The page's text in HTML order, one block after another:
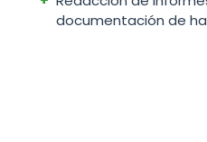
documentación de